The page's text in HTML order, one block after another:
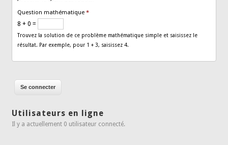
Question mathématique*
8 + 0 =
Trouvez la solution de ce problème mathématique simple et saisissez le
résultat. Par exemple, pour 1 + 3, saisissez 4.
Utilisateurs en ligne
Il y a actuellement 0 utilisateur connecté.